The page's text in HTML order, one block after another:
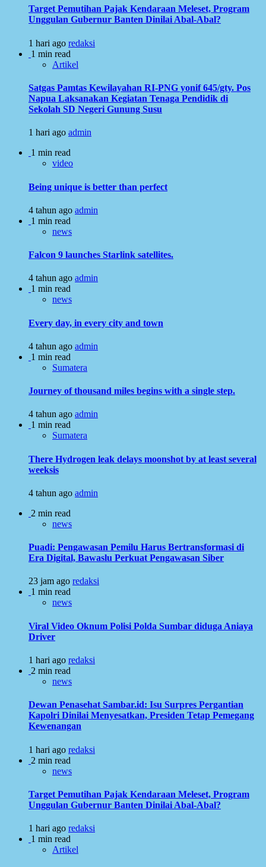
Target Pemutihan Pajak Kendaraan Meleset, Program
Unggulan Gubernur Banten Dinilai Abal-Abal?
1 hari ago redaksi
1 min read
Artikel
Satgas Pamtas Kewilayahan RI-PNG yonif 645/gty. Pos
Napua Laksanakan Kegiatan Tenaga Pendidik di
Sekolah SD Negeri Gunung Susu
1 hari ago admin
1 min read
video
Being unique is better than perfect
4 tahun ago admin
1 min read
news
Falcon 9 launches Starlink satellites.
4 tahun ago admin
1 min read
news
Every day, in every city and town
4 tahun ago admin
1 min read
Sumatera
Journey of thousand miles begins with a single step.
4 tahun ago admin
1 min read
Sumatera
There Hydrogen leak delays moonshot by at least several
weeksis
4 tahun ago admin
2 min read
news
Puadi: Pengawasan Pemilu Harus Bertransformasi di
Era Digital, Bawaslu Perkuat Pengawasan Siber
23 jam ago redaksi
1 min read
news
Viral Video Oknum Polisi Polda Sumbar diduga Aniaya
Driver
1 hari ago redaksi
2 min read
news
Dewan Penasehat Sambar.id: Isu Surpres Pergantian
Kapolri Dinilai Menyesatkan, Presiden Tetap Pemegang
Kewenangan
1 hari ago redaksi
2 min read
news
Target Pemutihan Pajak Kendaraan Meleset, Program
Unggulan Gubernur Banten Dinilai Abal-Abal?
1 hari ago redaksi
1 min read
Artikel